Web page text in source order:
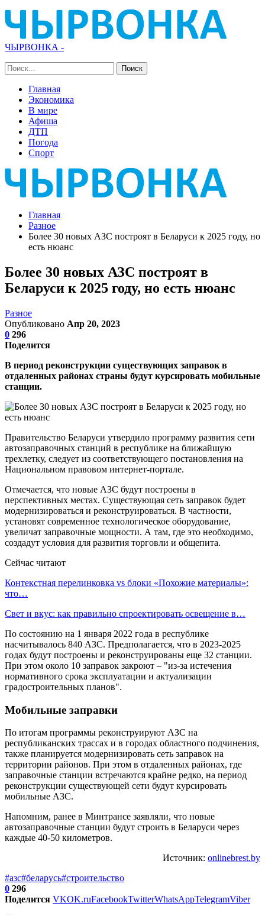
ЧЫРВОНКА -
Главная
Экономика
В мире
Афиша
ДТП
Погода
Спорт
Главная
Разное
Более 30 новых АЗС построят в Беларуси к 2025 году, но
есть нюанс
Более 30 новых АЗС построят в
Беларуси к 2025 году, но есть нюанс
Разное
Опубликовано Апр 20, 2023
0 296
Поделится
В период реконструкции существующих заправок в
отдаленных районах страны будут курсировать мобильные
станции.
Правительство Беларуси утвердило программу развития сети
автозаправочных станций в республике на ближайшую
трехлетку, следует из соответствующего постановления на
Национальном правовом интернет-портале.
Отмечается, что новые АЗС будут построены в
перспективных местах. Существующая сеть заправок будет
модернизироваться и реконструироваться. В частности,
установят современное технологическое оборудование,
увеличат заправочные мощности. А там, где это необходимо,
создадут условия для развития торговли и общепита.
Сейчас читают
Контекстная перелинковка vs блоки «Похожие материалы»:
что…
Свет и вкус: как правильно спроектировать освещение в…
По состоянию на 1 января 2022 года в республике
насчитывалось 840 АЗС. Предполагается, что в 2023-2025
годах будут построены и реконструированы еще 32 станции.
При этом около 10 заправок закроют – "из-за истечения
нормативного срока эксплуатации и актуализации
градостроительных планов".
Мобильные заправки
По итогам программы реконструируют АЗС на
республиканских трассах и в городах областного подчинения,
также планируется модернизировать сеть заправок на
территории районов. При этом в отдаленных районах, где
заправочные станции встречаются крайне редко, на период
реконструкции существующей сети будут курсировать
мобильные АЗС.
Напомним, ранее в Минтрансе заявляли, что новые
автозаправочные станции будут строить в Беларуси через
каждые 40-50 километров.
Источник: onlinebrest.by
#азс#беларусь#строительство
0 296
Поделится VKOK.ruFacebookTwitterWhatsAppTelegramViber